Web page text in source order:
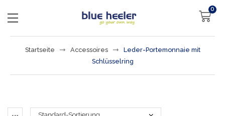
0
Startseite Accessoires
Leder-Portemonnaie mit
Schlüsselring